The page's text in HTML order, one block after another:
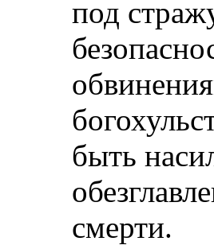
под
быть
смерти.